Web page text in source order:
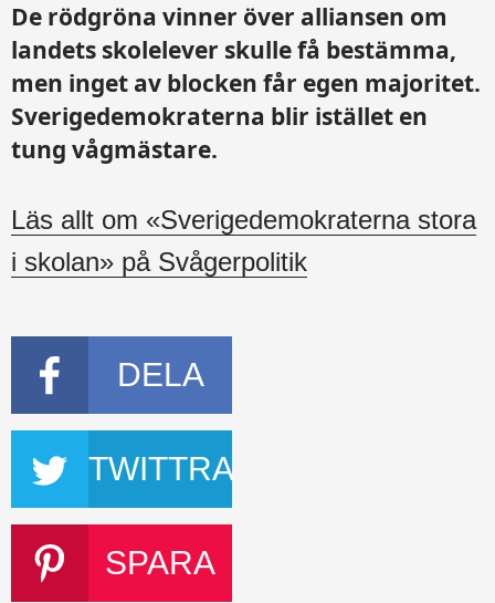
De rödgröna vinner över alliansen om
landets skolelever skulle få bestämma,
men inget av blocken får egen majoritet.
Sverigedemokraterna blir istället en
tung vågmästare.
Läs allt om «Sverigedemokraterna stora
i skolan» på Svågerpolitik
DELA
TWITTRA
SPARA